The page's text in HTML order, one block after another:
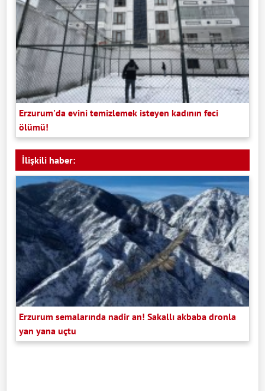
Erzurum'da evini temizlemek isteyen kadının feci
ölümü!
İlişkili haber:
Erzurum semalarında nadir an! Sakallı akbaba dronla
yan yana uçtu